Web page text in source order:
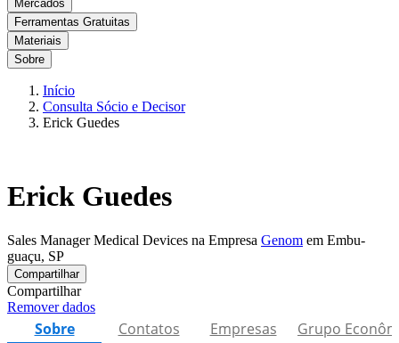
Mercados
Ferramentas Gratuitas
Materiais
Sobre
Início
Consulta Sócio e Decisor
Erick Guedes
Erick Guedes
Sales Manager Medical Devices na Empresa Genom em Embu-
guaçu, SP
Compartilhar
Compartilhar
Remover dados
Sobre Contatos Empresas Grupo